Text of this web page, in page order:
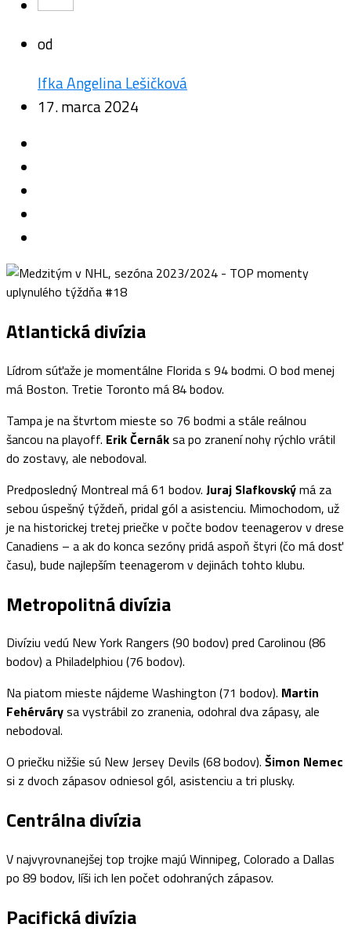
od
Ifka Angelina Lešičková
17. marca 2024
Atlantická divízia
Lídrom súťaže je momentálne Florida s 94 bodmi. O bod menej
má Boston. Tretie Toronto má 84 bodov.
Tampa je na štvrtom mieste so 76 bodmi a stále reálnou
šancou na playoff. Erik Černáksa po zranení nohy rýchlo vrátil
do zostavy, ale nebodoval.
Predposledný Montreal má 61 bodov. Juraj Slafkovskýmá za
sebou úspešný týždeň, pridal gól a asistenciu. Mimochodom, už
je na historickej tretej priečke v počte bodov teenagerov v drese
Canadiens – a ak do konca sezóny pridá aspoň štyri (čo má dosť
času), bude najlepším teenagerom v dejinách tohto klubu.
Metropolitná divízia
Divíziu vedú New York Rangers (90 bodov) pred Carolinou (86
bodov) a Philadelphiou (76 bodov).
Na piatom mieste nájdeme Washington (71 bodov). Martin
Fehérvárysa vystrábil zo zranenia, odohral dva zápasy, ale
nebodoval.
O priečku nižšie sú New Jersey Devils (68 bodov). Šimon Nemec
si z dvoch zápasov odniesol gól, asistenciu a tri plusky.
Centrálna divízia
V najvyrovnanejšej top trojke majú Winnipeg, Colorado a Dallas
po 89 bodov, líši ich len počet odohraných zápasov.
Pacifická divízia